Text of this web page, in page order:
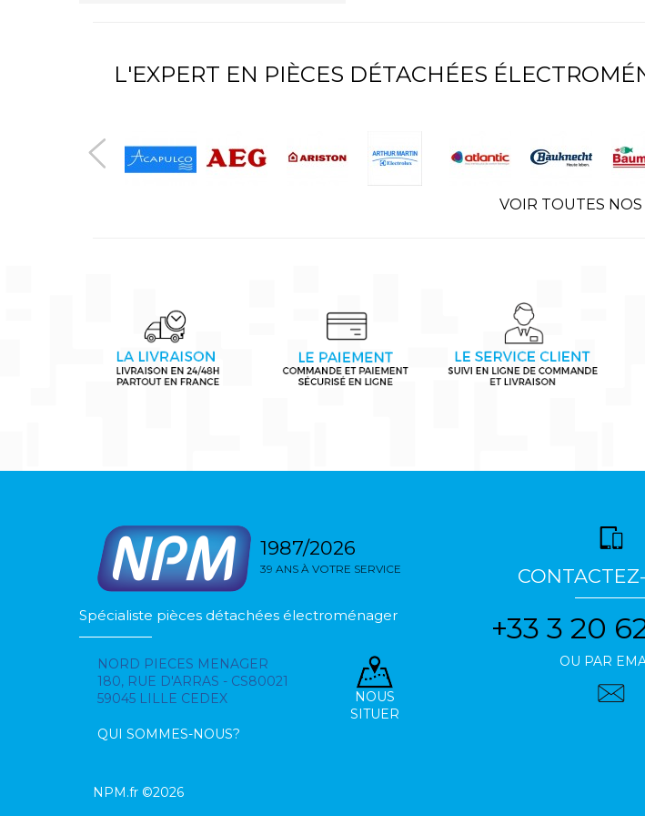
L'EXPERT EN PIÈCES DÉTACHÉES
VOIR TOUTES
1987/2026
39 ANS À VOTRE SERVICE
Spécialiste pièces détachées électroménager
NORD PIECES MENAGER
180, RUE D'ARRAS - CS80021
59045 LILLE CEDEX
QUI SOMMES-NOUS?
NOUS
SITUER
+33 3 20
OU PAR
NPM.fr ©2026